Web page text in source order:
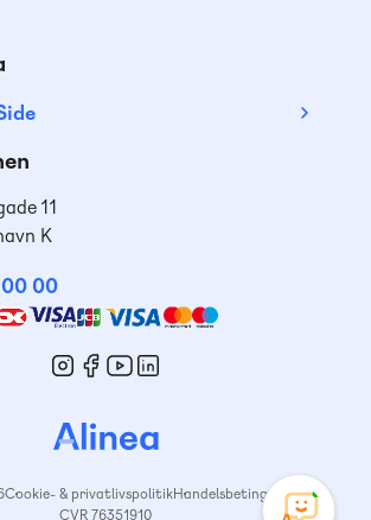
11
K
00
Cookie- & privatlivspolitikHandelsbetingelser
CVR 76351910